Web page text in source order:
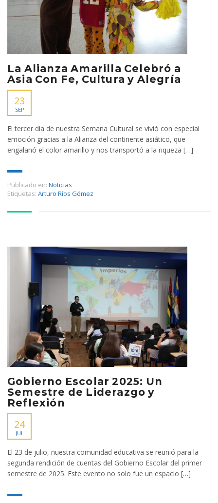
La Alianza Amarilla Celebró a
Asia Con Fe, Cultura y Alegría
23
SEP
El tercer día de nuestra Semana Cultural se vivió con especial
emoción gracias a la Alianza del continente asiático, que
engalanó el color amarillo y nos transportó a la riqueza […]
Publicado en: Noticias
Etiquetas: Arturo Ríos Gómez
Gobierno Escolar 2025: Un
Semestre de Liderazgo y
Reflexión
24
JUL
El 23 de julio, nuestra comunidad educativa se reunió para la
segunda rendición de cuentas del Gobierno Escolar del primer
semestre de 2025. Este evento no solo fue un espacio […]